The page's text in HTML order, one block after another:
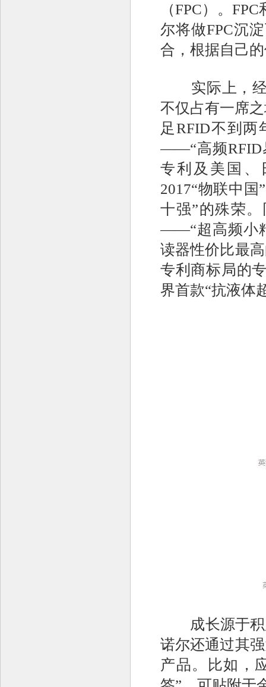
（FPC）。
尔将做FPC沉
合，根据自己
实际上，经
不仅占有一席
足RFID不到
——“高频RFID
专利及美国、
2017“物联中
十强”的殊荣
——“超高频小
读器性价比最
专利商标局的
界首款“抗液体
成长源于积
诺尔还通过其
产品。比如，